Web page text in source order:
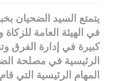
في الهيئة العامة
كبيرة في إدارة الفرق
الرئيسية في مصلحة
المهام الرئيسية التي